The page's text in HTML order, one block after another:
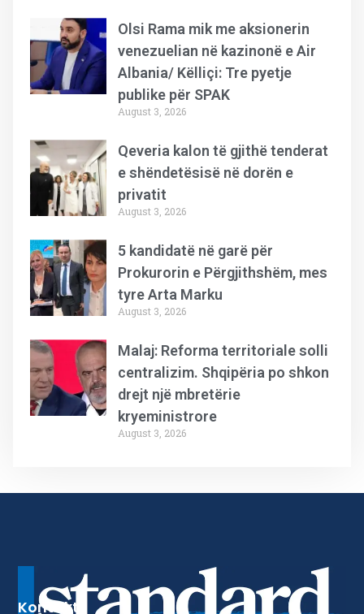
Olsi Rama mik me aksionerin
venezuelian në kazinonë e Air
Albania/ Këlliçi: Tre pyetje
publike për SPAK
August 3, 2026
Qeveria kalon të gjithë tenderat
e shëndetësisë në dorën e
privatit
August 3, 2026
5 kandidatë në garë për
Prokurorin e Përgjithshëm, mes
tyre Arta Marku
August 3, 2026
Malaj: Reforma territoriale solli
centralizim. Shqipëria po shkon
drejt një mbretërie
kryeministrore
August 3, 2026
Kontakt